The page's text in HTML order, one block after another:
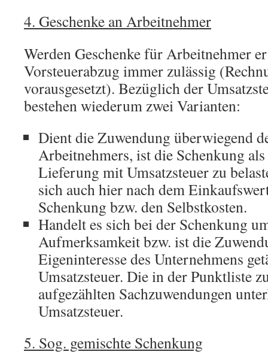
4. Geschenke an Arbeitnehmer
Werden Geschenke für Arbeitnehmer
Vorsteuerabzug immer zulässig
vorausgesetzt). Bezüglich der
bestehen wiederum zwei Varianten:
Dient die Zuwendung überwiegend
Arbeitnehmers, ist die Schenkung
Lieferung mit Umsatzsteuer zu
sich auch hier nach dem
Schenkung bzw. den Selbstkosten.
Handelt es sich bei der Schenkung
Aufmerksamkeit bzw. ist die
Eigeninteresse des Unternehmens
Umsatzsteuer. Die in der Punktliste
aufgezählten Sachzuwendungen
Umsatzsteuer.
5. Sog. gemischte Schenkung